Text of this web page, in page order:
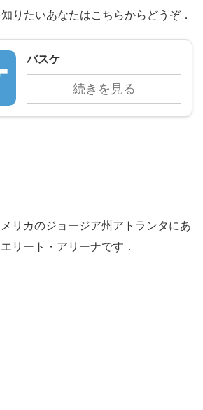
りたいあなたはこちらからどうぞ．
バスケ
続きを見る
リカのジョージア州アトランタにあ
リート・アリーナです．